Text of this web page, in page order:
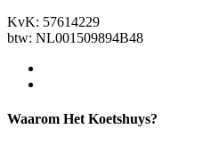
KvK: 57614229
btw: NL001509894B48
Waarom Het Koetshuys?